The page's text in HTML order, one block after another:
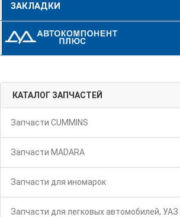
ЗАКЛАДКИ
КАТАЛОГ ЗАПЧАСТЕЙ
Запчасти CUMMINS
Запчасти MADARA
Запчасти для иномарок
Запчасти для легковых автомобилей, УАЗ